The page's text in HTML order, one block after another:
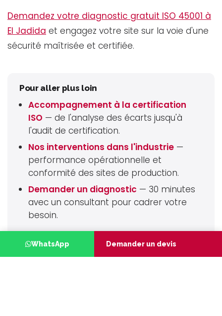
Demandez votre diagnostic gratuit ISO 45001 à
El Jadida et engagez votre site sur la voie d'une
sécurité maîtrisée et certifiée.
Pour aller plus loin
Accompagnement à la certification
ISO — de l'analyse des écarts jusqu'à
l'audit de certification.
Nos interventions dans l'industrie —
performance opérationnelle et
conformité des sites de production.
Demander un diagnostic — 30 minutes
avec un consultant pour cadrer votre
besoin.
Certifications ISO Industrie & Manufacturing
WhatsApp Demander un devis